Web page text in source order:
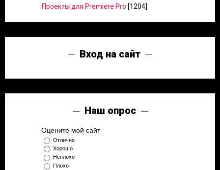
Проекты для Premiere Pro [1204]
Вход на сайт
Наш опрос
Оцените мой сайт
Отлично
Хорошо
Неплохо
Плохо